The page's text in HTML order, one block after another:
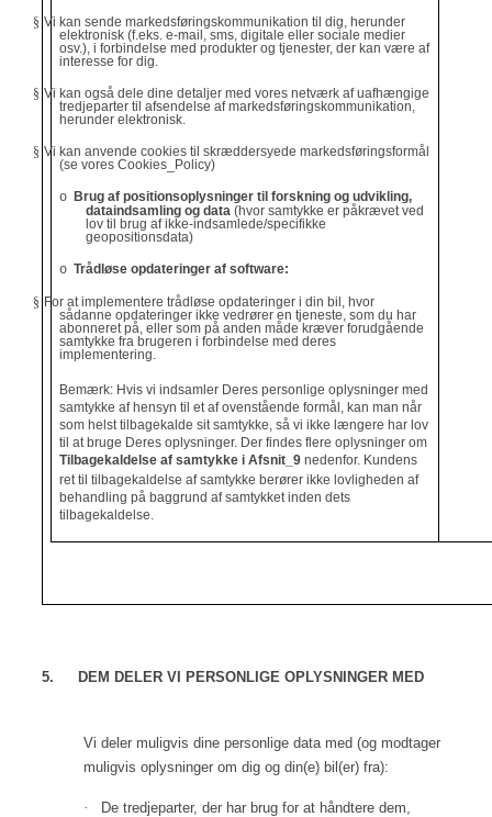
§ Vi kan sende markedsføringskommunikation til dig, herunder
elektronisk (f.eks. e-mail, sms, digitale eller sociale medier
osv.), i forbindelse med produkter og tjenester, der kan være af
interesse for dig.
§ Vi kan også dele dine detaljer med vores netværk af uafhængige
tredjeparter til afsendelse af markedsføringskommunikation,
herunder elektronisk.
§ Vi kan anvende cookies til skræddersyede markedsføringsformål
(se voresCookies_Policy)
o Brug af positionsoplysninger til forskning og udvikling,
dataindsamling og data(hvor samtykke er påkrævet ved
lov til brug af ikke-indsamlede/specifikke
geopositionsdata)
o Trådløse opdateringer af software:
§ For at implementere trådløse opdateringer i din bil, hvor
sådanne opdateringer ikke vedrører en tjeneste, som du har
abonneret på, eller som på anden måde kræver forudgående
samtykke fra brugeren i forbindelse med deres
implementering.
Bemærk: Hvis vi indsamler Deres personlige oplysninger med
samtykke af hensyn til et af ovenstående formål, kan man når
som helst tilbagekalde sit samtykke, så vi ikke længere har lov
til at bruge Deres oplysninger. Der findes flere oplysninger om
Tilbagekaldelse af samtykke iAfsnit_9 nedenfor. Kundens
ret til tilbagekaldelse af samtykke berører ikke lovligheden af
behandling på baggrund af samtykket inden dets
tilbagekaldelse.
5. DEM DELER VI PERSONLIGE OPLYSNINGER MED
Vi deler muligvis dine personlige data med (og modtager
muligvis oplysninger om dig og din(e) bil(er) fra):
·
De tredjeparter, der har brug for at håndtere dem,